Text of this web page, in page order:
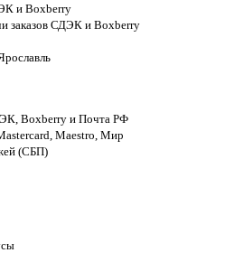
и Boxberry
заказов СДЭК и Boxberry
Boxberry и Почта РФ
Maestro, Мир
(СБП)